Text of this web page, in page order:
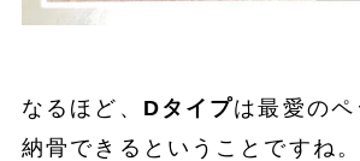
なるほど、 Dタイプは最愛の
納骨できるということですね